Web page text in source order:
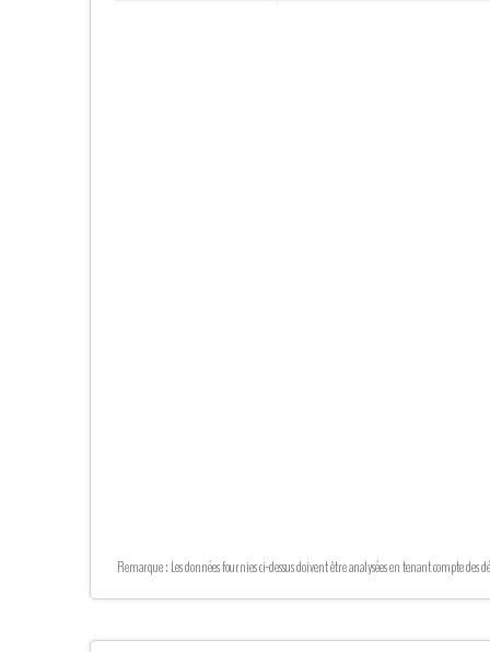
Remarque : Les données fournies ci-dessus doivent être analysées en tenant compte des